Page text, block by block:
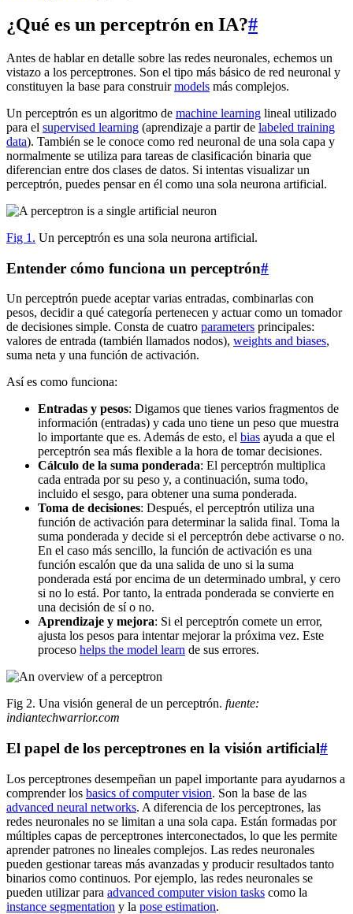
¿Qué es un perceptrón en IA?#
Antes de hablar en detalle sobre las redes neuronales, echemos un
vistazo a los perceptrones. Son el tipo más básico de red neuronal y
constituyen la base para construirmodels más complejos.
Un perceptrón es un algoritmo de machine learning lineal utilizado
para el supervised learning (aprendizaje a partir de labeled training
data). También se le conoce como red neuronal de una sola capa y
normalmente se utiliza para tareas de clasificación binaria que
diferencian entre dos clases de datos. Si intentas visualizar un
perceptrón, puedes pensar en él como una sola neurona artificial.
Fig 1. Un perceptrón es una sola neurona artificial.
Entender cómo funciona un perceptrón#
Un perceptrón puede aceptar varias entradas, combinarlas con
pesos, decidir a qué categoría pertenecen y actuar como un tomador
de decisiones simple. Consta de cuatro parameters principales:
valores de entrada (también llamados nodos), weights and biases,
suma neta y una función de activación.
Así es como funciona:
Entradas y pesos: Digamos que tienes varios fragmentos de
información (entradas) y cada uno tiene un peso que muestra
lo importante que es. Además de esto, el bias ayuda a que el
perceptrón sea más flexible a la hora de tomar decisiones.
Cálculo de la suma ponderada: El perceptrón multiplica
cada entrada por su peso y, a continuación, suma todo,
incluido el sesgo, para obtener una suma ponderada.
Toma de decisiones: Después, el perceptrón utiliza una
función de activación para determinar la salida final. Toma la
suma ponderada y decide si el perceptrón debe activarse o no.
En el caso más sencillo, la función de activación es una
función escalón que da una salida de uno si la suma
ponderada está por encima de un determinado umbral, y cero
si no lo está. Por tanto, la entrada ponderada se convierte en
una decisión de sí o no.
Aprendizaje y mejora: Si el perceptrón comete un error,
ajusta los pesos para intentar mejorar la próxima vez. Este
proceso helps the model learn de sus errores.
Fig 2. Una visión general de un perceptrón. fuente:
indiantechwarrior.com
El papel de los perceptrones en la visión artificial#
Los perceptrones desempeñan un papel importante para ayudarnos a
comprender los basics of computer vision. Son la base de las
advanced neural networks. A diferencia de los perceptrones, las
redes neuronales no se limitan a una sola capa. Están formadas por
múltiples capas de perceptrones interconectados, lo que les permite
aprender patrones no lineales complejos. Las redes neuronales
pueden gestionar tareas más avanzadas y producir resultados tanto
binarios como continuos. Por ejemplo, las redes neuronales se
pueden utilizar para advanced computer vision tasks como la
instance segmentation y la pose estimation.